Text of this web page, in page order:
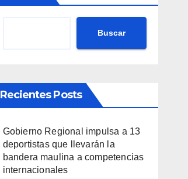
Buscar
Recientes Posts
Gobierno Regional impulsa a 13
deportistas que llevarán la
bandera maulina a competencias
internacionales